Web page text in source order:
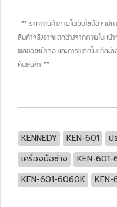
** ราคาสินค้าภายในเว็บไซต์อาจมีก
สินค้าจริงอาจแตกต่างจากภาพในหน้
ผลของหน้าจอ และการผลิตในแต่ละ
คืนสินค้า **
KENNEDY KEN-601 ป
เครื่องมือช่าง
KEN-
KEN-601-6060K